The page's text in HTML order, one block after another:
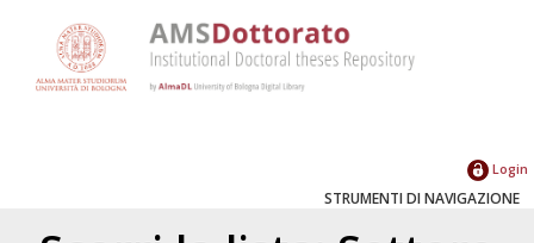
Login
STRUMENTI DI NAVIGAZIONE